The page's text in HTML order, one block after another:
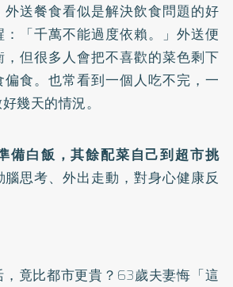
送餐食看似是解決飲食問題的好
「千萬不能過度依賴。」外送便
但很多人會把不喜歡的菜色剩下
食。也常看到一個人吃不完，一
幾天的情況。
備白飯，其餘配菜自己到超市挑
腦思考、外出走動，對身心健康反
竟比都市更貴？63歲夫妻悔「這